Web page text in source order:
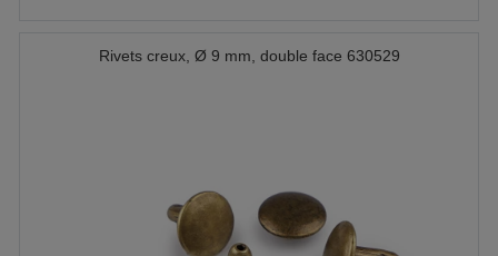
Rivets creux, Ø 9 mm, double face 630529